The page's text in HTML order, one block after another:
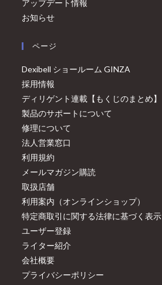
アップデート情報
お知らせ
ページ
Dexibell ショールーム GINZA
採用情報
ディリゲント連載【もくじのまとめ】
製品のサポートについて
修理について
法人営業窓口
利用規約
メールマガジン購読
取扱店舗
利用案内（オンラインショップ）
特定商取引に関する法律に基づく表示
ユーザー登録
ライター紹介
会社概要
プライバシーポリシー